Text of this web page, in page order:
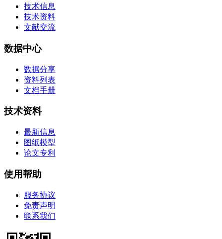
技术信息
技术资料
文献交流
数据中心
数据分享
资料列表
文档手册
技术资料
最新信息
图纸模型
论文专利
使用帮助
服务协议
免责声明
联系我们